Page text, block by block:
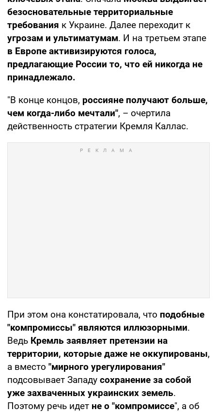
безосновательные территориальные
требования к Украине. Далее переходит к
угрозам и ультиматумам. И на третьем этапе
в Европе активизируются голоса,
предлагающие России то, что ей никогда не
принадлежало.
"В конце концов, россияне получают больше,
чем когда-либо мечтали", – очертила
действенность стратегии Кремля Каллас.
При этом она констатировала, что подобные
"компромиссы" являются иллюзорными.
Ведь Кремль заявляет претензии на
территории, которые даже не оккупированы,
а вместо "мирного урегулирования"
подсовывает Западу сохранение за собой
уже захваченных украинских земель.
Поэтому речь идет не о "компромиссе", а об